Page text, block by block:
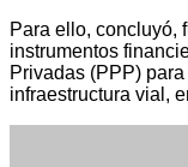
Para ello, concluyó,
instrumentos
Privadas (PPP)
infraestructura vial,